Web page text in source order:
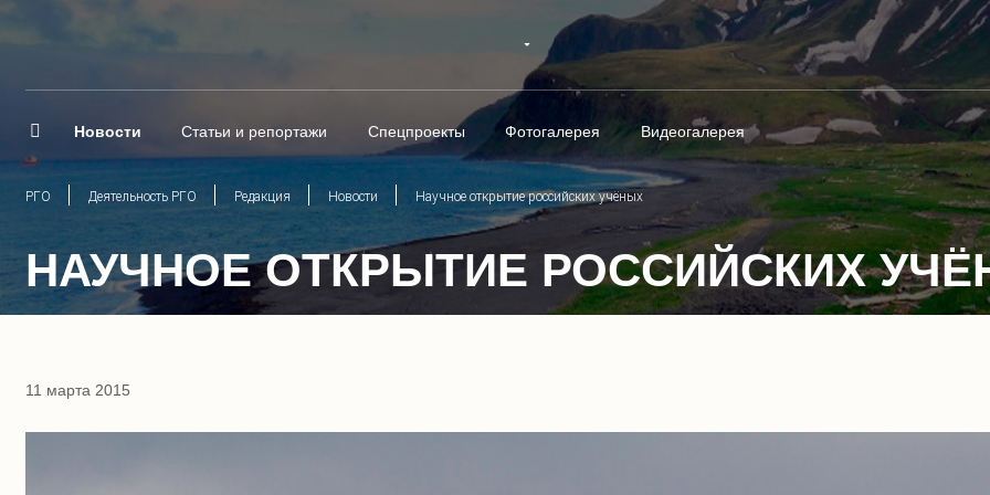
Новости Статьи и репортажи Спецпроекты Фотогалерея Видеогалерея
РГО Деятельность РГО Редакция Новости Научное открытие российских учёных
НАУЧНОЕ ОТКРЫТИЕ РОССИЙСКИХ
11 марта 2015